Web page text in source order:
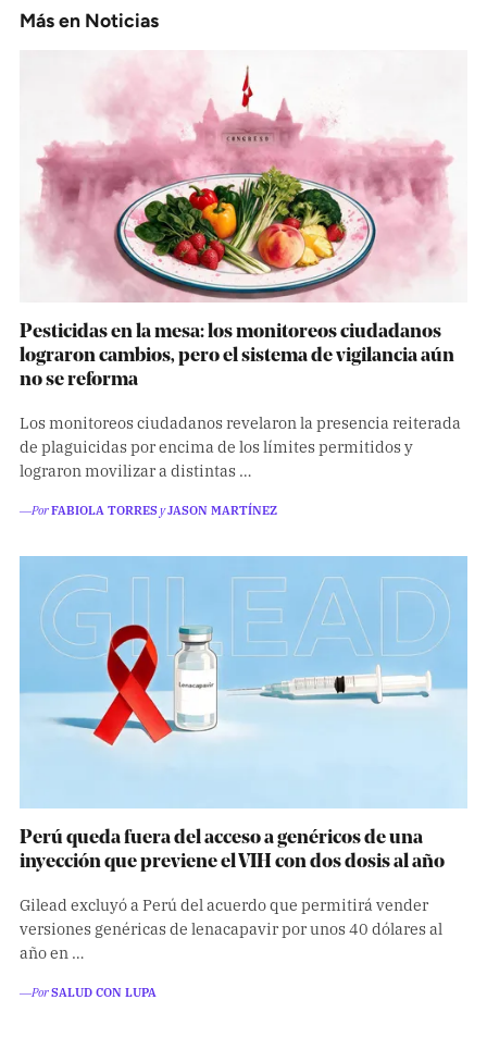
Más en Noticias
Pesticidas en la mesa: los monitoreos ciudadanos
lograron cambios, pero el sistema de vigilancia aún
no se reforma
Los monitoreos ciudadanos revelaron la presencia reiterada
de plaguicidas por encima de los límites permitidos y
lograron movilizar a distintas …
―PorFABIOLA TORRESyJASON MARTÍNEZ
Perú queda fuera del acceso a genéricos de una
inyección que previene el VIH con dos dosis al año
Gilead excluyó a Perú del acuerdo que permitirá vender
versiones genéricas de lenacapavir por unos 40 dólares al
año en …
―PorSALUD CON LUPA